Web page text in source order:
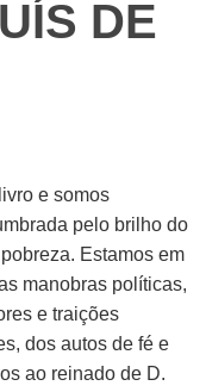
DE
e somos
pelo brilho do
Estamos em
manobras políticas,
e traições
dos autos de fé e
ao reinado de D.